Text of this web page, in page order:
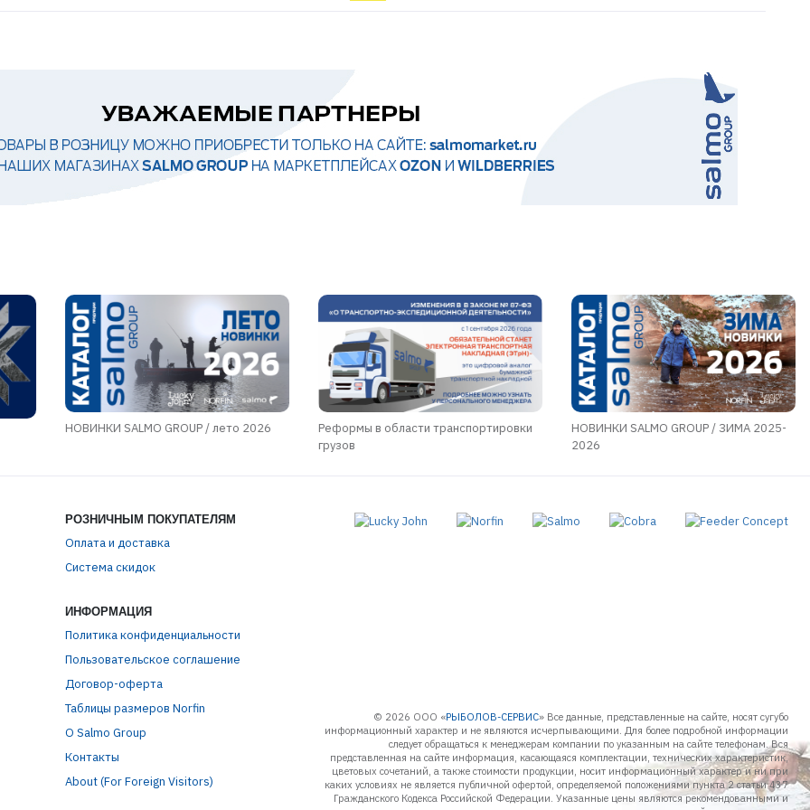
НОВИНКИ SALMO GROUP / лето 2026
Реформы в области транспортировки
грузов
НОВИНКИ SALMO GROUP / ЗИМА 2025-
2026
РОЗНИЧНЫМ ПОКУПАТЕЛЯМ
Оплата и доставка
Система скидок
ИНФОРМАЦИЯ
Политика конфиденциальности
Пользовательское соглашение
Договор-оферта
Таблицы размеров Norfin
О Salmo Group
Контакты
About (For Foreign Visitors)
© 2026 ООО «РЫБОЛОВ-СЕРВИС» Все данные, представленные на сайте, носят сугубо
информационный характер и не являются исчерпывающими. Для более подробной информации
следует обращаться к менеджерам компании по указанным на сайте телефонам. Вся
представленная на сайте информация, касающаяся комплектации, технических характеристик,
цветовых сочетаний, а также стоимости продукции, носит информационный характер и ни при
каких условиях не является публичной офертой, определяемой положениями пункта 2 статьи 437
Гражданского Кодекса Российской Федерации. Указанные цены являются рекомендованными и